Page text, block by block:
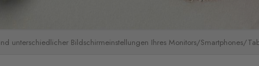
unterschiedlicher Bildschirmeinstellungen Ihres Monitors/Smartphones/